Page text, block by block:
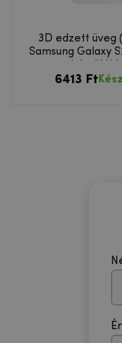
3D edzett üveg
Samsung Galaxy
6413 Ft